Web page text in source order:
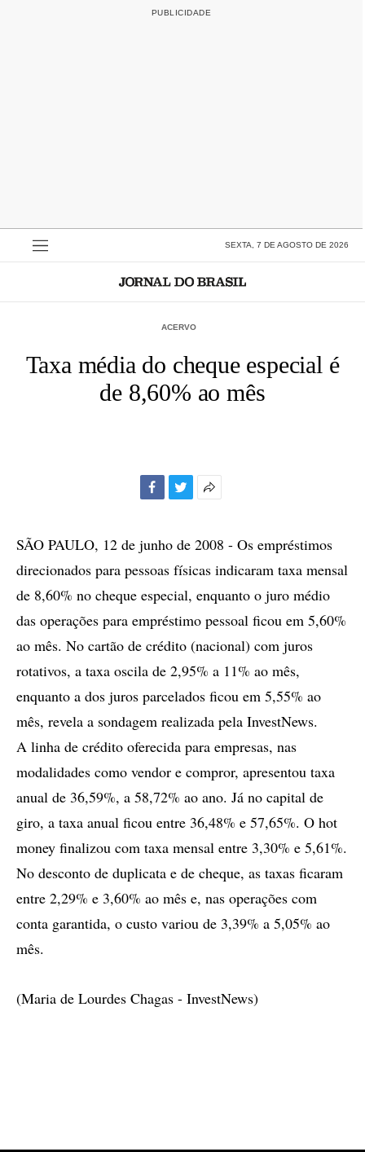
SEXTA, 7 DE AGOSTO DE 2026
ACERVO
Taxa média do cheque especial é
de 8,60% ao mês
compartilhamento
SÃO PAULO, 12 de junho de 2008 - Os empréstimos
direcionados para pessoas físicas indicaram taxa mensal
de 8,60% no cheque especial, enquanto o juro médio
das operações para empréstimo pessoal ficou em 5,60%
ao mês. No cartão de crédito (nacional) com juros
rotativos, a taxa oscila de 2,95% a 11% ao mês,
enquanto a dos juros parcelados ficou em 5,55% ao
mês, revela a sondagem realizada pela InvestNews.
A linha de crédito oferecida para empresas, nas
modalidades como vendor e compror, apresentou taxa
anual de 36,59%, a 58,72% ao ano. Já no capital de
giro, a taxa anual ficou entre 36,48% e 57,65%. O hot
money finalizou com taxa mensal entre 3,30% e 5,61%.
No desconto de duplicata e de cheque, as taxas ficaram
entre 2,29% e 3,60% ao mês e, nas operações com
conta garantida, o custo variou de 3,39% a 5,05% ao
mês.
(Maria de Lourdes Chagas - InvestNews)